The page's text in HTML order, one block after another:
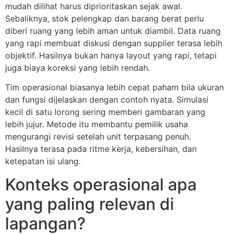
mudah dilihat harus diprioritaskan sejak awal.
Sebaliknya, stok pelengkap dan barang berat perlu
diberi ruang yang lebih aman untuk diambil. Data ruang
yang rapi membuat diskusi dengan supplier terasa lebih
objektif. Hasilnya bukan hanya layout yang rapi, tetapi
juga biaya koreksi yang lebih rendah.
Tim operasional biasanya lebih cepat paham bila ukuran
dan fungsi dijelaskan dengan contoh nyata. Simulasi
kecil di satu lorong sering memberi gambaran yang
lebih jujur. Metode itu membantu pemilik usaha
mengurangi revisi setelah unit terpasang penuh.
Hasilnya terasa pada ritme kerja, kebersihan, dan
ketepatan isi ulang.
Konteks operasional apa
yang paling relevan di
lapangan?